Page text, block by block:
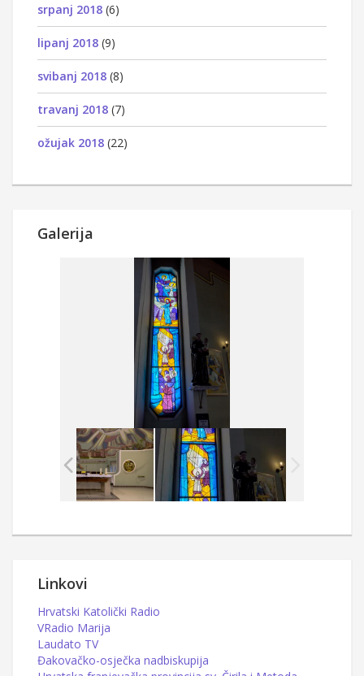
srpanj 2018 (6)
lipanj 2018 (9)
svibanj 2018 (8)
travanj 2018 (7)
ožujak 2018 (22)
Galerija
Linkovi
Hrvatski Katolički Radio
VRadio Marija
Laudato TV
Đakovačko-osječka nadbiskupija